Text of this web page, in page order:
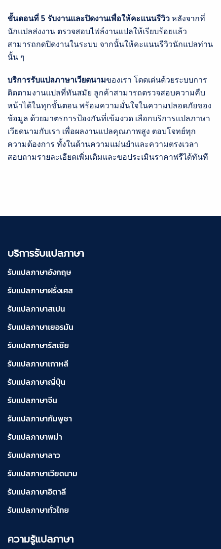
ขั้นตอนที่ 5 รับงานและปิดงานเพื่อให้คะแนนรีวิวหลังจากที่
นักแปลส่งงาน ตรวจสอบไฟล์งานแปลให้เรียบร้อยแล้ว
สามารถกดปิดงานในระบบ จากนั้นให้คะแนนรีวิวนักแปลท่าน
นั้น ๆ
บริการรับแปลภาษาเวียดนามของเรา โดดเด่นด้วยระบบการ
ติดตามงานแปลที่ทันสมัย ลูกค้าสามารถตรวจสอบความคืบ
หน้าได้ในทุกขั้นตอน พร้อมความมั่นใจในความปลอดภัยของ
ข้อมูล ด้วยมาตรการป้องกันที่เข้มงวด เลือกบริการแปลภาษา
เวียดนามกับเรา เพื่อผลงานแปลคุณภาพสูง ตอบโจทย์ทุก
ความต้องการ ทั้งในด้านความแม่นยำและความตรงเวลา
สอบถามรายละเอียดเพิ่มเติมและขอประเมินราคาฟรีได้ทันที
บริการรับแปลภาษา
รับแปลภาษาอังกฤษ
รับแปลภาษาฝรั่งเศส
รับแปลภาษาสเปน
รับแปลภาษาเยอรมัน
รับแปลภาษารัสเซีย
รับแปลภาษาเกาหลี
รับแปลภาษาญี่ปุ่น
รับแปลภาษาจีน
รับแปลภาษากัมพูชา
รับแปลภาษาพม่า
รับแปลภาษาลาว
รับแปลภาษาเวียดนาม
รับแปลภาษาอิตาลี
รับแปลภาษาทั่วไทย
ความรู้แปลภาษา